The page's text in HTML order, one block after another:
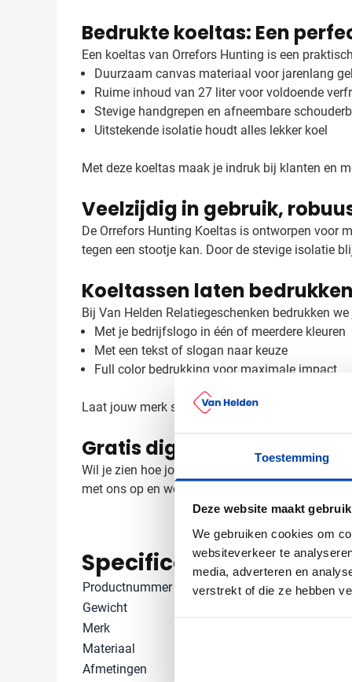
Toestemming
Deze website maakt
We gebruiken cookies om
websiteverkeer te
media, adverteren en
verstrekt of die ze hebben
Bedrukte koeltas: Een
Een koeltas van Orrefors Hunting is een
Duurzaam canvas materiaal voor jarenlang
Ruime inhoud van 27 liter voor voldoende
Stevige handgrepen en afneembare
Uitstekende isolatie houdt alles lekker koel
Met deze koeltas maak je indruk bij klanten en
Veelzijdig in gebruik,
De Orrefors Hunting Koeltas is ontworpen voor
tegen een stootje kan. Door de stevige isolatie
Koeltassen laten
Bij Van Helden Relatiegeschenken bedrukken
Met je bedrijfslogo in één of meerdere kleuren
Met een tekst of slogan naar keuze
Full color bedrukking voor maximale impact
Laat jouw merk schitteren op deze premium
Gratis digitaal voorbeeld
Wil je zien hoe jouw logo eruit ziet op de
met ons op en we helpen je graag verder met
Specificaties
Productnummer
1035672
Gewicht
Merk
Materiaal
Afmetingen